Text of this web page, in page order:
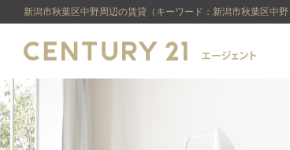
新潟市秋葉区中野周辺の賃貸（キーワード：新潟市秋葉区中